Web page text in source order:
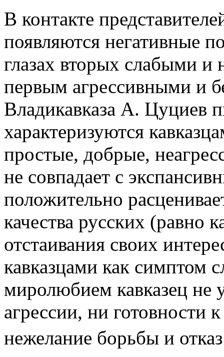
В контакте
появляются негативные
глазах вторых слабыми
первым агрессивными и
Владикавказа А. Цуциев
характеризуются
простые, добрые,
не совпадает с
положительно
качества русских (равно
отстаивания своих
кавказцами как симптом
миролюбием кавказец не
агрессии, ни готовности
нежелание борьбы и